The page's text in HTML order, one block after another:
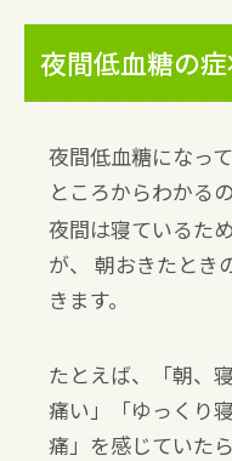
夜間低血糖の
夜間低血糖になっ
ところからわかる
夜間は寝ているた
が、
朝おきたとき
きます。
たとえば、「朝、
痛い」「ゆっくり
痛」を感じていた